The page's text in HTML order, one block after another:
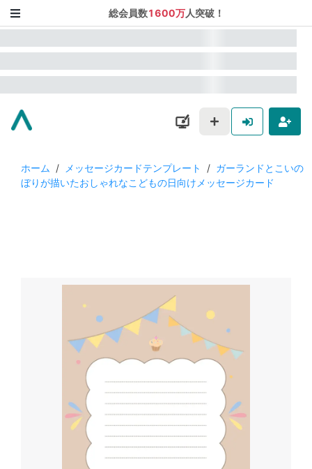
総会員数1600万人突破！
ホーム / メッセージカードテンプレート / ガーランドとこいの
ぼりが描いたおしゃれなこどもの日向けメッセージカード